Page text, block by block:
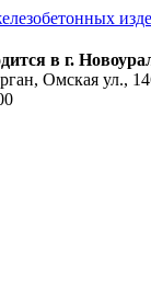
в г.
, Омская ул.,